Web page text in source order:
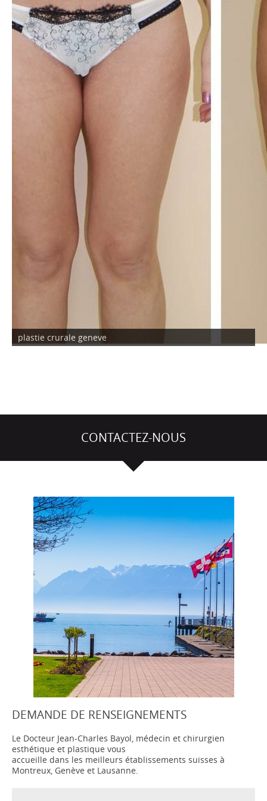
plastie crurale geneve
CONTACTEZ-NOUS
DEMANDE DE RENSEIGNEMENTS
Le Docteur Jean-Charles Bayol, médecin et chirurgien
esthétique et plastique vous
accueille dans les meilleurs établissements suisses à
Montreux, Genève et Lausanne.